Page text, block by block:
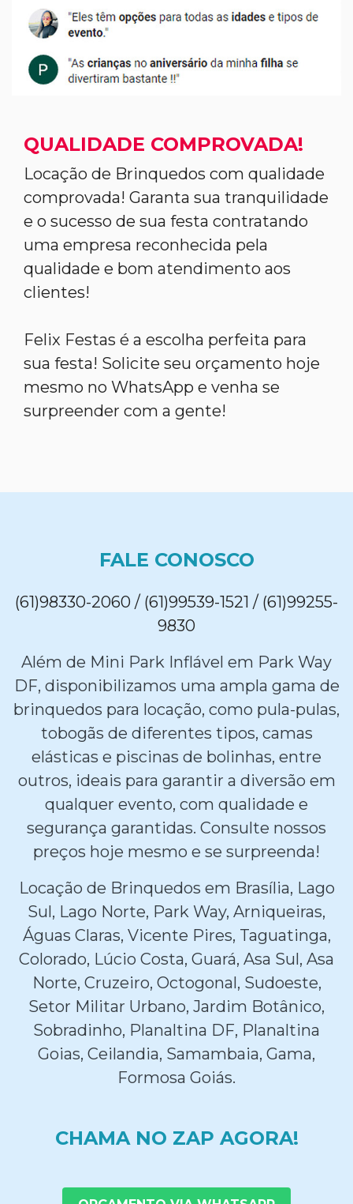
QUALIDADE COMPROVADA!
Locação de Brinquedos com qualidade
comprovada! Garanta sua tranquilidade
e o sucesso de sua festa contratando
uma empresa reconhecida pela
qualidade e bom atendimento aos
clientes!
Felix Festas é a escolha perfeita para
sua festa! Solicite seu orçamento hoje
mesmo no WhatsApp e venha se
surpreender com a gente!
FALE CONOSCO
(61)98330-2060 / (61)99539-1521 / (61)99255-
9830
Além de Mini Park Inflável em Park Way
DF, disponibilizamos uma ampla gama de
brinquedos para locação, como pula-pulas,
tobogãs de diferentes tipos, camas
elásticas e piscinas de bolinhas, entre
outros, ideais para garantir a diversão em
qualquer evento, com qualidade e
segurança garantidas. Consulte nossos
preços hoje mesmo e se surpreenda!
Locação de Brinquedos em Brasília, Lago
Sul, Lago Norte, Park Way, Arniqueiras,
Águas Claras, Vicente Pires, Taguatinga,
Colorado, Lúcio Costa, Guará, Asa Sul, Asa
Norte, Cruzeiro, Octogonal, Sudoeste,
Setor Militar Urbano, Jardim Botânico,
Sobradinho, Planaltina DF, Planaltina
Goias, Ceilandia, Samambaia, Gama,
Formosa Goiás.
CHAMA NO ZAP AGORA!